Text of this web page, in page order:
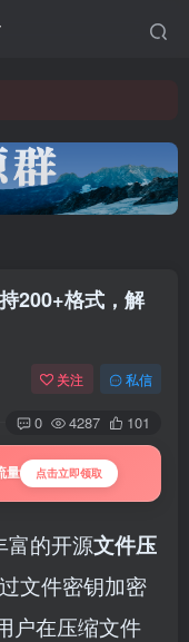
200+格式，解
关注 私信
0 4287 101
量 点击立即领取
富的开源文件压
文件密钥加密
户在压缩文件